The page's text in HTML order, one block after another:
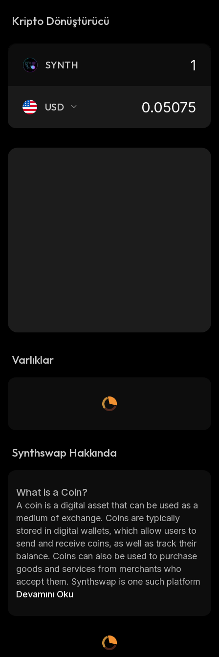
Kripto Dönüştürücü
SYNTH
USD
Varlıklar
Synthswap Hakkında
What is a Coin?
A coin is a digital asset that can be used as a
medium of exchange. Coins are typically
stored in digital wallets, which allow users to
send and receive coins, as well as track their
balance. Coins can also be used to purchase
goods and services from merchants who
accept them. Synthswap is one such platform
that allows users to buy, sell, and trade coins.
access to over 200 different coins including
Devamını Oku